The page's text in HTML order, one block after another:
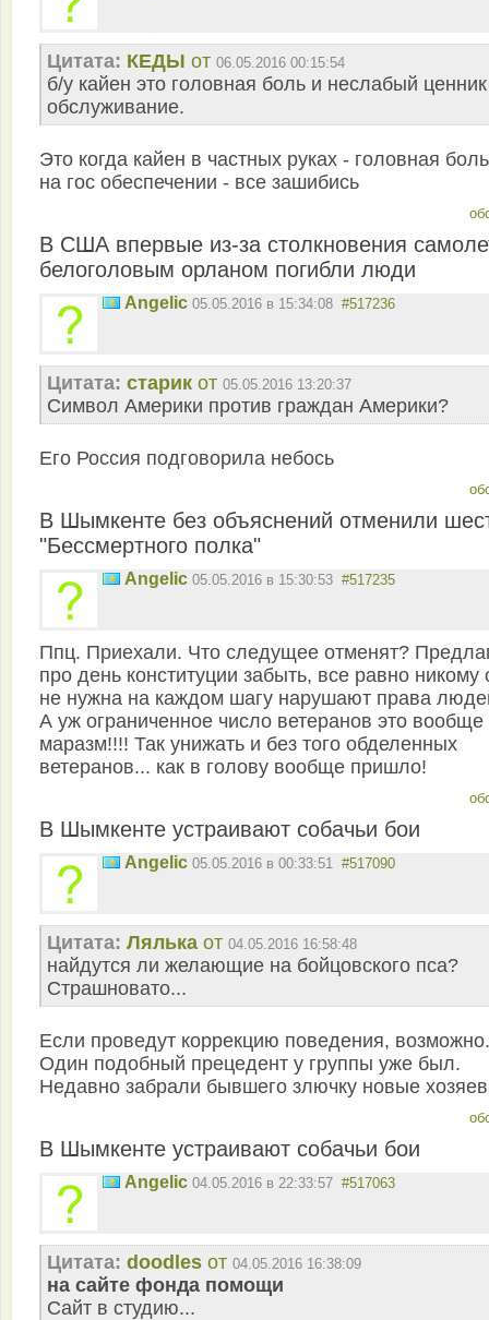
Цитата: КЕДЫ от 06.05.2016 00:15:54
б/у кайен это головная боль и неслабый
обслуживание.
Это когда кайен в частных руках - головная
на гос обеспечении - все зашибись
В США впервые из-за столкновения
белоголовым орланом погибли люди
Angelic 05.05.2016 в 15:34:08 #517236
Цитата: старик от 05.05.2016 13:20:37
Символ Америки против граждан Америки?
Его Россия подговорила небось
В Шымкенте без объяснений отменили
"Бессмертного полка"
Angelic 05.05.2016 в 15:30:53 #517235
Ппц. Приехали. Что следущее отменят?
про день конституции забыть, все равно никому
не нужна на каждом шагу нарушают права
А уж ограниченное число ветеранов это вообще
маразм!!!! Так унижать и без того обделенных
ветеранов... как в голову вообще пришло!
В Шымкенте устраивают собачьи бои
Angelic 05.05.2016 в 00:33:51 #517090
Цитата: Лялька от 04.05.2016 16:58:48
найдутся ли желающие на бойцовского пса?
Страшновато...
Если проведут коррекцию поведения, возможно.
Один подобный прецедент у группы уже был.
Недавно забрали бывшего злючку новые
В Шымкенте устраивают собачьи бои
Angelic 04.05.2016 в 22:33:57 #517063
Цитата: doodles от 04.05.2016 16:38:09
на сайте фонда помощи
Сайт в студию...